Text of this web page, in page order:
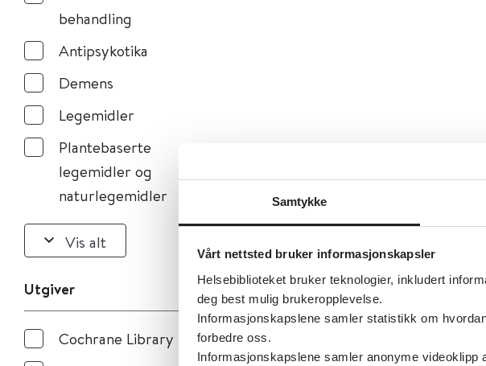
Samtykke
Vårt nettsted bruker informasjonskapsler
Helsebiblioteket bruker teknologier, inkludert
deg best mulig brukeropplevelse.
Informasjonskapslene samler statistikk om
forbedre oss.
Informasjonskapslene samler anonyme
behandling
Antipsykotika
Demens
Legemidler
Plantebaserte
legemidler og
naturlegemidler
Vis alt
Utgiver
Cochrane Library